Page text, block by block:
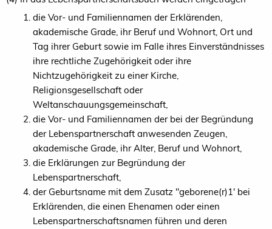
die Vor- und Familiennamen der Erklärenden,
akademische Grade, ihr Beruf und Wohnort, Ort und
Tag ihrer Geburt sowie im Falle ihres Einverständnisses
ihre rechtliche Zugehörigkeit oder ihre
Nichtzugehörigkeit zu einer Kirche,
Religionsgesellschaft oder
Weltanschauungsgemeinschaft,
die Vor- und Familiennamen der bei der Begründung
der Lebenspartnerschaft anwesenden Zeugen,
akademische Grade, ihr Alter, Beruf und Wohnort,
die Erklärungen zur Begründung der
Lebenspartnerschaft,
der Geburtsname mit dem Zusatz "geborene(r)1' bei
Erklärenden, die einen Ehenamen oder einen
Lebenspartnerschaftsnamen führen und deren